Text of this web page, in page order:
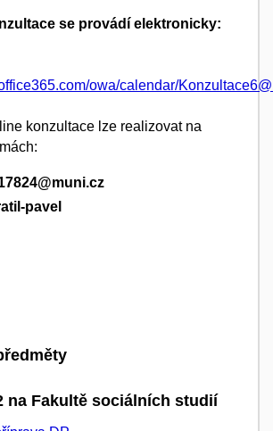
se provádí elektronicky:
owa/calendar/
konzultace lze realizovat na
pavel
na Fakultě sociálních studií